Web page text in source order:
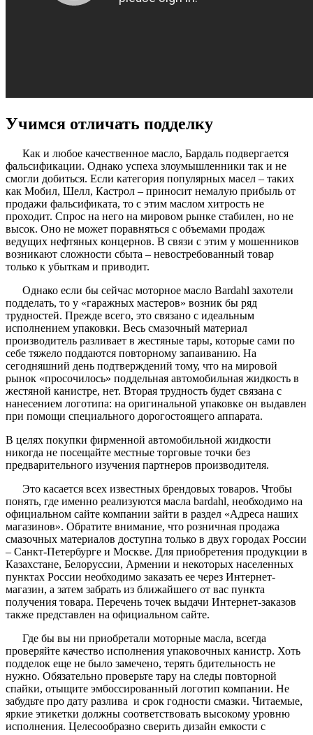
Учимся отличать подделку
Как и любое качественное масло, Бардаль подвергается
фальсификации. Однако успеха злоумышленники так и не
смогли добиться. Если категория популярных масел – таких
как Мобил, Шелл, Кастрол – приносит немалую прибыль от
продажи фальсификата, то с этим маслом хитрость не
проходит. Спрос на него на мировом рынке стабилен, но не
высок. Оно не может поравняться с объемами продаж
ведущих нефтяных концернов. В связи с этим у мошенников
возникают сложности сбыта – невостребованный товар
только к убыткам и приводит.
Однако если бы сейчас моторное масло Bardahl захотели
подделать, то у «гаражных мастеров» возник бы ряд
трудностей. Прежде всего, это связано с идеальным
исполнением упаковки. Весь смазочный материал
производитель разливает в жестяные тары, которые сами по
себе тяжело поддаются повторному запаиванию. На
сегодняшний день подтверждений тому, что на мировой
рынок «просочилось» поддельная автомобильная жидкость в
жестяной канистре, нет. Вторая трудность будет связана с
нанесением логотипа: на оригинальной упаковке он выдавлен
при помощи специального дорогостоящего аппарата.
В целях покупки фирменной автомобильной жидкости
никогда не посещайте местные торговые точки без
предварительного изучения партнеров производителя.
Это касается всех известных брендовых товаров. Чтобы
понять, где именно реализуются масла bardahl, необходимо на
официальном сайте компании зайти в раздел «Адреса наших
магазинов». Обратите внимание, что розничная продажа
смазочных материалов доступна только в двух городах России
– Санкт-Петербурге и Москве. Для приобретения продукции в
Казахстане, Белоруссии, Армении и некоторых населенных
пунктах России необходимо заказать ее через Интернет-
магазин, а затем забрать из ближайшего от вас пункта
получения товара. Перечень точек выдачи Интернет-заказов
также представлен на официальном сайте.
Где бы вы ни приобретали моторные масла, всегда
проверяйте качество исполнения упаковочных канистр. Хоть
подделок еще не было замечено, терять бдительность не
нужно. Обязательно проверьте тару на следы повторной
спайки, отыщите эмбоссированный логотип компании. Не
забудьте про дату разлива и срок годности смазки. Читаемые,
яркие этикетки должны соответствовать высокому уровню
исполнения. Целесообразно сверить дизайн емкости с